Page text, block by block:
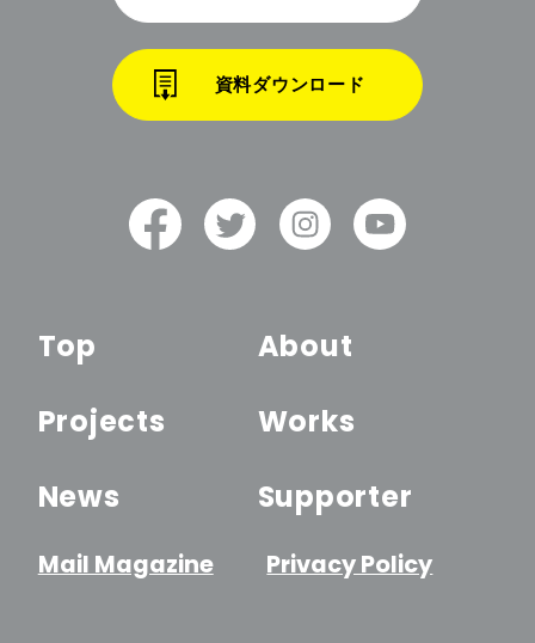
資料ダウンロード
Top
About
Projects
Works
News
Supporter
Mail Magazine Privacy Policy